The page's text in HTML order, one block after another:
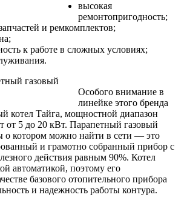
высокая
ремонтопригодность;
и ремкомплектов;
к работе в сложных условиях;
Особого внимание в
линейке этого бренда
котел Тайга, мощностной диапазон
от 5 до 20 кВт. Парапетный газовый
о котором можно найти в сети — это
и грамотно собранный прибор с
действия равным 90%. Котел
автоматикой, поэтому его
базового отопительного прибора
и надежность работы контура.